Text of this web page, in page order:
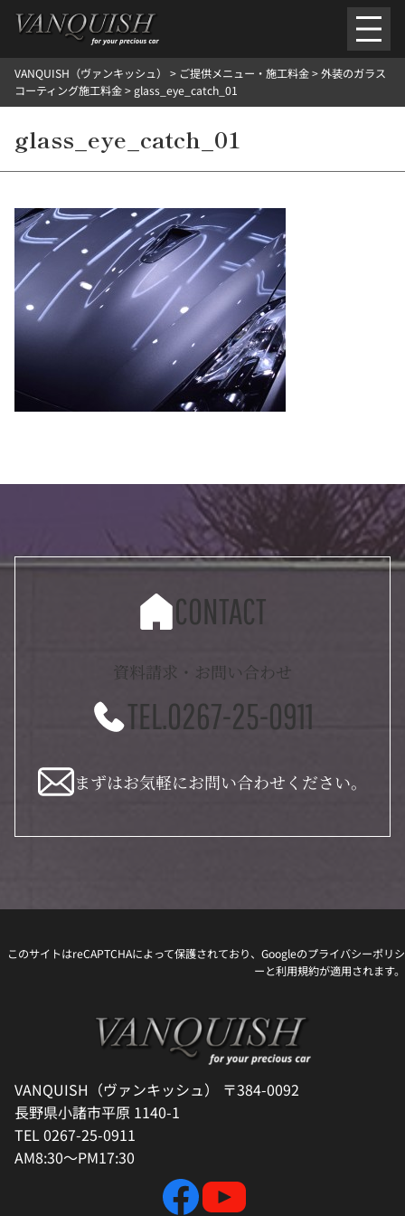
を
ごあいさつ会社案内施工環境紹介所在地
ご提供メニュー
外装のガラスコーティング施工料金ホイールコーティング施工料金
ヘッドライトクリーニング施工料金ルームクリーニング＆コーティング施工料金
樹脂・メッシュパーツコーティング施工料金
施工ギャラリー
PICKUPNOSTALGIC
お客さまの声 お問い合わせ施工のご予約
VANQUISH（ヴァンキッシュ） > ご提供メニュー・施工料金>外装のガラス
コーティング施工料金> glass_eye_catch_01
glass_eye_catch_01
CONTACT
資料請求・お問い合わせ
TEL.0267-25-0911
まずはお気軽にお問い合わせください。
このサイトはreCAPTCHAによって保護されており、Googleのプライバシーポリシ
ーと利用規約が適用されます。
VANQUISH（ヴァンキッシュ） 〒384-0092
長野県小諸市平原 1140-1
TEL 0267-25-0911
AM8:30～PM17:30